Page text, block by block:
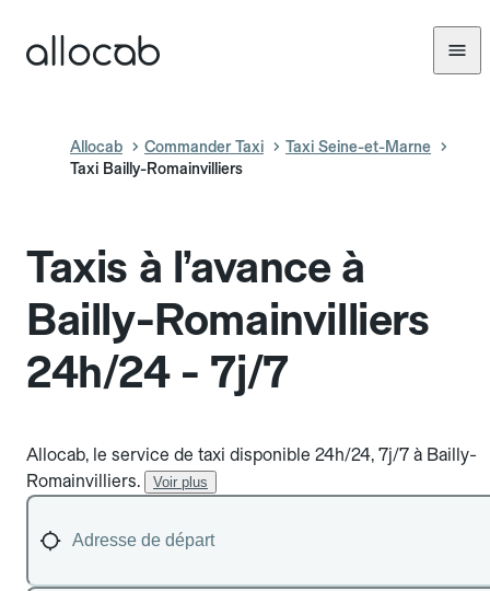
Allocab Commander Taxi
Taxi Seine-et-Marne
Taxi Bailly-Romainvilliers
Taxis à l’avance à
Bailly-Romainvilliers
24h/24 - 7j/7
Allocab, le service de taxi disponible 24h/24, 7j/7 à Bailly-
Romainvilliers.
Voir plus